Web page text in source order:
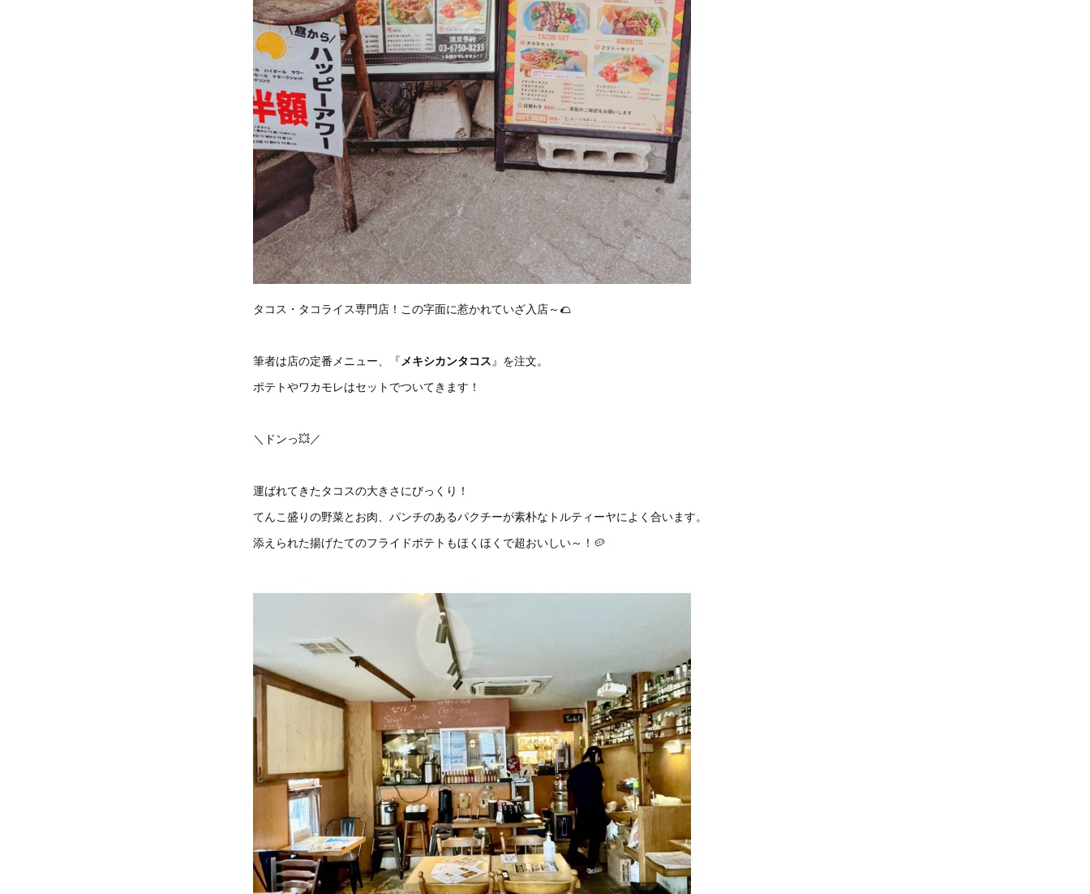
タコス・タコライス専門店！この字面に惹かれていざ入店～🌮
筆者は店の定番メニュー、『 メキシカンタコス 』を注文。
ポテトやワカモレはセットでついてきます！
＼ドンっ💥／
運ばれてきたタコスの大きさにびっくり！
てんこ盛りの野菜とお肉、パンチのあるパクチーが素朴なトルティーヤによく合います。
添えられた揚げたてのフライドポテトもほくほくで超おいしい～！🥔